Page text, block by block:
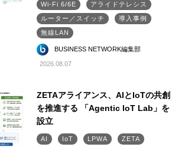
Wi-Fi 6/6E
アライドテレシス
ルーター／スイッチ
導入事例
無線LAN
BUSINESS NETWORK編集部
2026.08.07
ZETAアライアンス、AIとIoTの共創
を推進する 「Agentic IoT Lab」を
設立
AI IoT LPWA ZETA